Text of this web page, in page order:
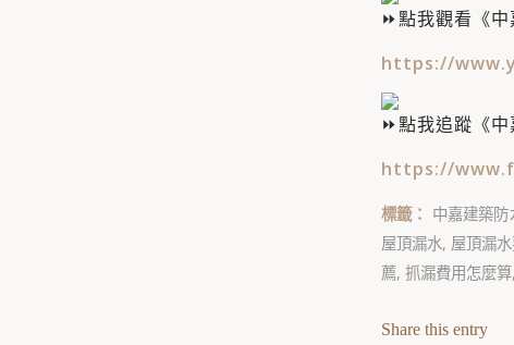
點我觀看《
https://
點我追蹤《中
https://
標籤： 中嘉建築防
屋頂漏水, 屋頂漏
薦, 抓漏費用怎麼算,
Share this entry